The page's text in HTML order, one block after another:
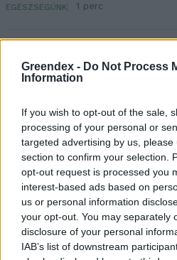
Greendex - Do Not Process
Information
If you wish to opt-out of the sale,
processing of your personal or
targeted advertising by us,
section to confirm your selection.
opt-out request is processed you
interest-based ads based on
us or personal information
your opt-out. You may separately
disclosure of your personal
IAB’s list of downstream
EGÉSZSÉGÜNK 1 perc
arborétum, amelyet
ÉLŐ BOLYGÓNK 5 perc
Pár éven belül
kellene alakítanunk a
településeinket – Podcast
2 perc